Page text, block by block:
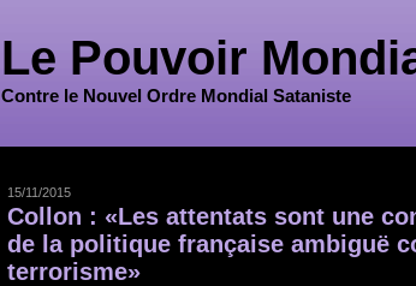
Le Pouvoir
Contre le Nouvel Ordre Mondial Sataniste
15/11/2015
Collon : «Les attentats sont une
de la politique française ambiguë
terrorisme»